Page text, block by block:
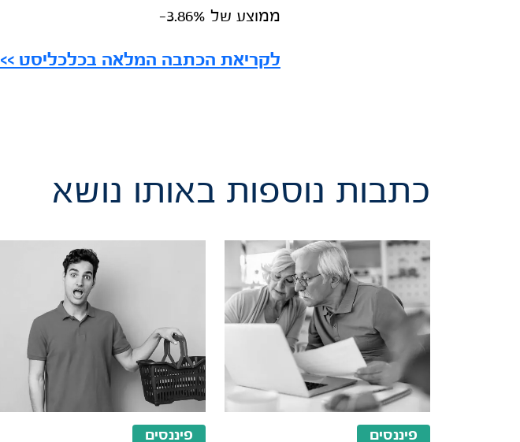
ממוצע של 3.86%–
לקריאת הכתבה המלאה בכלכליסט >>
כתבות נוספות באותו נושא
פיננסים פיננסים